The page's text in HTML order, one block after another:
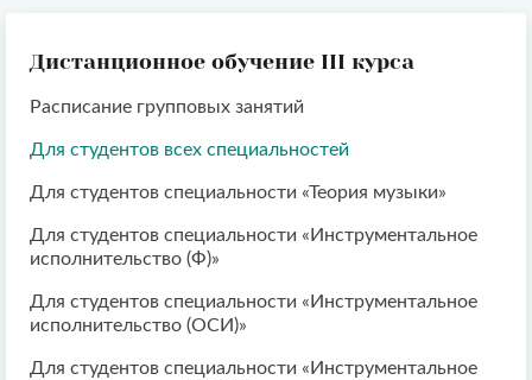
Дистанционное обучение III курса
Расписание групповых занятий
Для студентов всех специальностей
Для студентов специальности «Теория музыки»
Для студентов специальности «Инструментальное
исполнительство (Ф)»
Для студентов специальности «Инструментальное
исполнительство (ОСИ)»
Для студентов специальности «Инструментальное